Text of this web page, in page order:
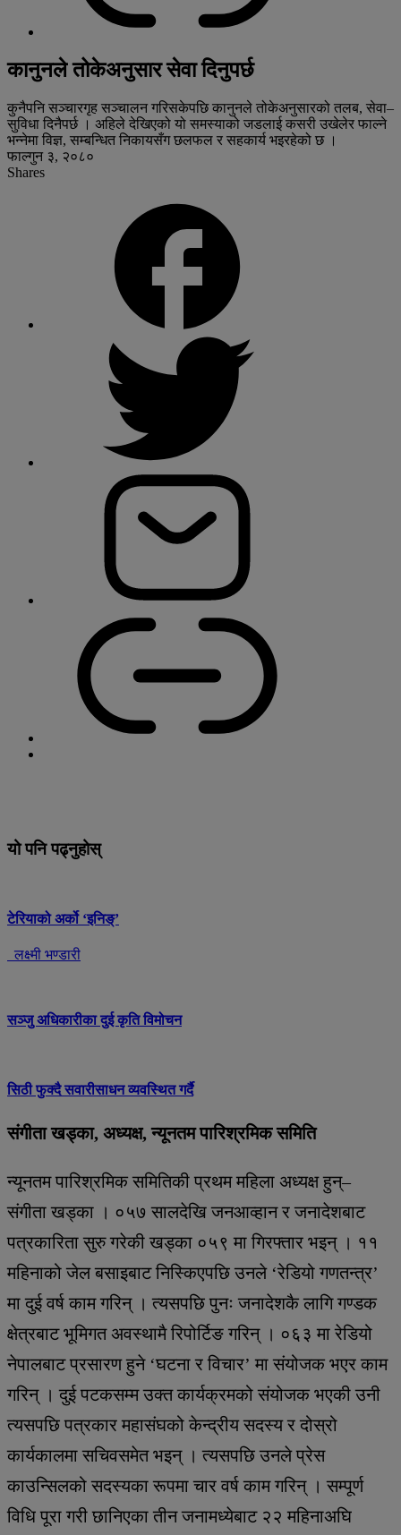
कानुनले तोकेअनुसार सेवा दिनुपर्छ
कुनैपनि सञ्चारगृह सञ्चालन गरिसकेपछि कानुनले तोकेअनुसारको तलब, सेवा–
सुविधा दिनैपर्छ । अहिले देखिएको यो समस्याको जडलाई कसरी उखेलेर फाल्ने
भन्नेमा विज्ञ, सम्बन्धित निकायसँग छलफल र सहकार्य भइरहेको छ ।
फाल्गुन ३, २०८०
Shares
यो पनि पढ्नुहोस्
टेरियाको अर्को ‘इनिङ्’
लक्ष्मी भण्डारी
सञ्जु अधिकारीका दुई कृति विमोचन
सिठी फुक्दै सवारीसाधन व्यवस्थित गर्दै
संगीता खड्का, अध्यक्ष, न्यूनतम पारिश्रमिक समिति
न्यूनतम पारिश्रमिक समितिकी प्रथम महिला अध्यक्ष हुन्–
संगीता खड्का । ०५७ सालदेखि जनआव्हान र जनादेशबाट
पत्रकारिता सुरु गरेकी खड्का ०५९ मा गिरफ्तार भइन् । ११
महिनाको जेल बसाइबाट निस्किएपछि उनले ‘रेडियो गणतन्त्र’
मा दुई वर्ष काम गरिन् । त्यसपछि पुनः जनादेशकै लागि गण्डक
क्षेत्रबाट भूमिगत अवस्थामै रिपोर्टिङ गरिन् । ०६३ मा रेडियो
नेपालबाट प्रसारण हुने ‘घटना र विचार’ मा संयोजक भएर काम
गरिन् । दुई पटकसम्म उक्त कार्यक्रमको संयोजक भएकी उनी
त्यसपछि पत्रकार महासंघको केन्द्रीय सदस्य र दोस्रो
कार्यकालमा सचिवसमेत भइन् । त्यसपछि उनले प्रेस
काउन्सिलको सदस्यका रूपमा चार वर्ष काम गरिन् । सम्पूर्ण
विधि पूरा गरी छानिएका तीन जनामध्येबाट २२ महिनाअघि